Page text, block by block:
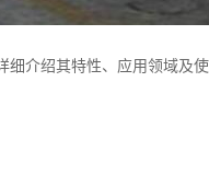
细介绍其特性、应用领域及